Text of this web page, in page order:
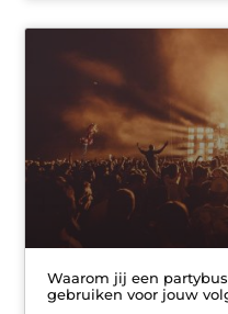
Waarom jij een
gebruiken voor jouw